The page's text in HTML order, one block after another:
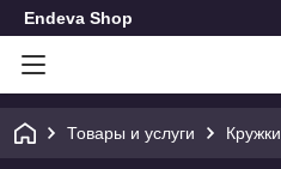
Endeva Shop
Товары и услуги Кружки